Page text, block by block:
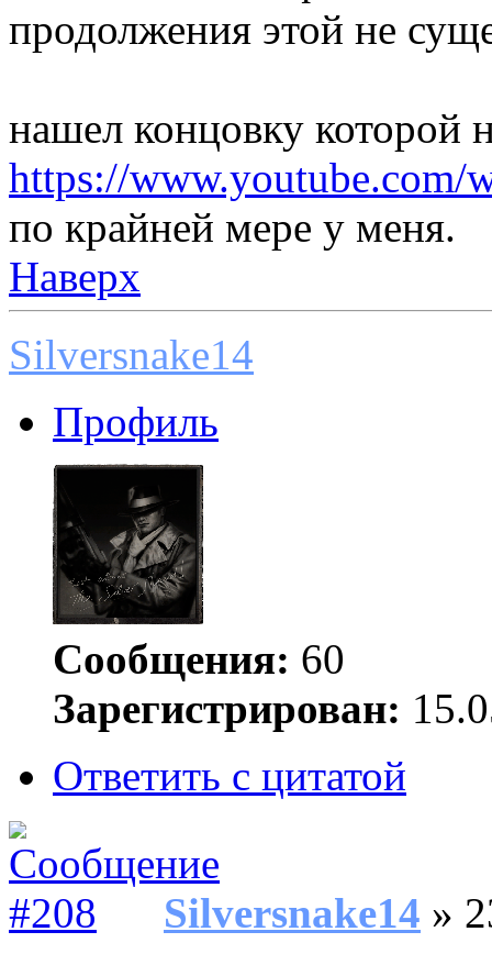
продолжения этой не
нашел концовку которой
https://www.youtube.com/
по крайней мере у меня.
Наверх
Silversnake14
Профиль
Сообщения: 60
Зарегистрирован:
Ответить с цитатой
Silversnake14 »